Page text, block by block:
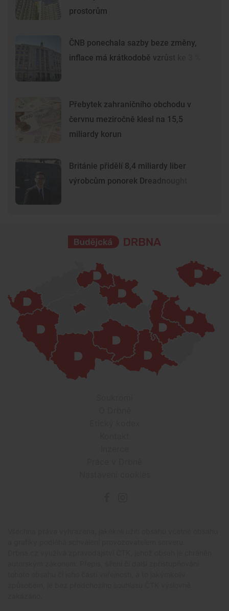
prostorům
ČNB ponechala sazby beze změny,
inflace má krátkodobě vzrůst ke 3 %
Přebytek zahraničního obchodu v
červnu meziročně klesl na 15,5
miliardy korun
Británie přidělí 8,4 miliardy liber
výrobcům ponorek Dreadnought